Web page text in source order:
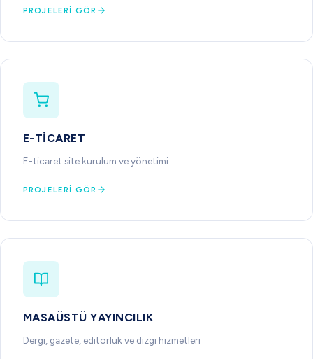
PROJELERI GÖR
E-TICARET
E-ticaret site kurulum ve yönetimi
PROJELERI GÖR
MASAÜSTÜ YAYINCILIK
Dergi, gazete, editörlük ve dizgi hizmetleri